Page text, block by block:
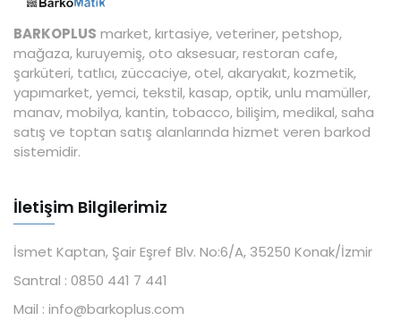
BARKOPLUS market, kırtasiye, veteriner, petshop,
mağaza, kuruyemiş, oto aksesuar, restoran cafe,
şarküteri, tatlıcı, züccaciye, otel, akaryakıt, kozmetik,
yapımarket, yemci, tekstil, kasap, optik, unlu mamüller,
manav, mobilya, kantin, tobacco, bilişim, medikal, saha
satış ve toptan satış alanlarında hizmet veren barkod
sistemidir.
İletişim Bilgilerimiz
İsmet Kaptan, Şair Eşref Blv. No:6/A, 35250 Konak/İzmir
Santral : 0850 441 7 441
Mail : info@barkoplus.com